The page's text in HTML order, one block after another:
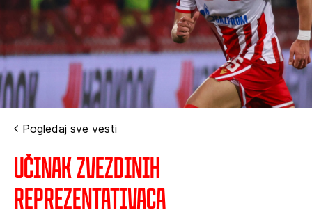
Pogledaj sve vesti
Učinak Zvezdinih
reprezentativaca